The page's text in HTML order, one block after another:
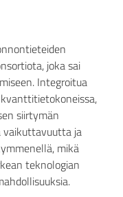
joka sai
Integroitua
siirtymän
vaikuttavuutta ja
mikä
teknologian